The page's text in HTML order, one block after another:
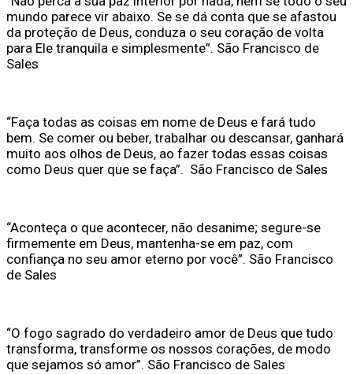
mundo parece vir abaixo. Se se dá conta que se afastou
da proteção de Deus, conduza o seu coração de volta
para Ele tranquila e simplesmente”. São Francisco de
Sales
“Faça todas as coisas em nome de Deus e fará tudo
bem. Se comer ou beber, trabalhar ou descansar, ganhará
muito aos olhos de Deus, ao fazer todas essas coisas
como Deus quer que se faça”. São Francisco de Sales
“Aconteça o que acontecer, não desanime; segure-se
firmemente em Deus, mantenha-se em paz, com
confiança no seu amor eterno por você”. São Francisco
de Sales
“O fogo sagrado do verdadeiro amor de Deus que tudo
transforma, transforme os nossos corações, de modo
que sejamos só amor”. São Francisco de Sales